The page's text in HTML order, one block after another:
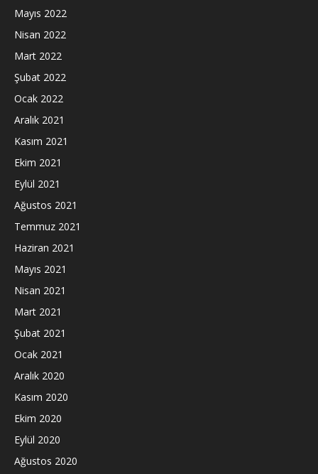
Mayıs 2022
Nisan 2022
Mart 2022
Şubat 2022
Ocak 2022
Aralık 2021
Kasım 2021
Ekim 2021
Eylül 2021
Ağustos 2021
Temmuz 2021
Haziran 2021
Mayıs 2021
Nisan 2021
Mart 2021
Şubat 2021
Ocak 2021
Aralık 2020
Kasım 2020
Ekim 2020
Eylül 2020
Ağustos 2020